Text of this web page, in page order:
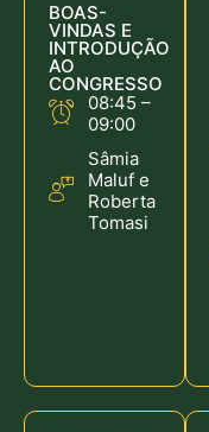
BOAS-
VINDAS E
INTRODUÇÃO
AO
CONGRESSO
08:45 –
09:00
Sâmia
Maluf e
Roberta
Tomasi